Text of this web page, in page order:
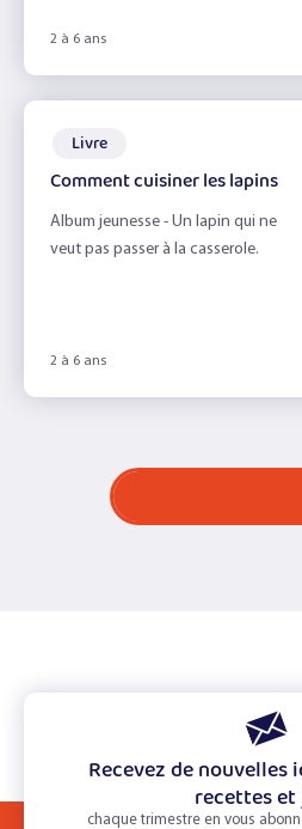
2 à 6 ans
Livre
Comment cuisiner les lapins
Album jeunesse - Un lapin qui ne
veut pas passer à la casserole.
2 à 6 ans
Recevez de nouvelles
recettes et
chaque trimestre en vous